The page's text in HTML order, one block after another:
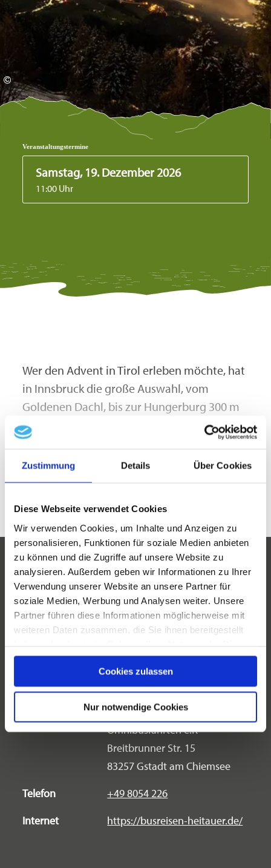
Zustimmung Details Über Cookies
Diese Webseite verwendet Cookies
Wir verwenden Cookies, um Inhalte und Anzeigen zu
personalisieren, Funktionen für soziale Medien anbieten
zu können und die Zugriffe auf unsere Website zu
analysieren. Außerdem geben wir Informationen zu Ihrer
Verwendung unserer Website an unsere Partner für
soziale Medien, Werbung und Analysen weiter. Unsere
Partner führen diese Informationen möglicherweise mit
weiteren Daten zusammen, die Sie ihnen bereitgestellt
gesammelt haben.
Cookies zulassen
Nur notwendige Cookies
©
Veranstaltungstermine
Samstag, 19. Dezember 2026
11:00 Uhr
Wer den Advent in Tirol erleben möchte, hat
in Innsbruck die große Auswahl, vom
Goldenen Dachl, bis zur Hungerburg 300 m
über der Stadt. Am Marktplatz steht der 14
m hohe Kristallbaum aus Swarovski-
Kristallen. In der Märchen- und Riesengasse
entführen Sagenfiguren die Besucher in eine
Lichtgestaltung ist der Markt in der Maria –
Theresien-Straße, wo Weihnachtsprodukte
aus aller Welt angeboten werden. Rückfahrt
ca. 19 Uhr. Rechtzeitig anmelden bei
www.heitauer.de
Inklusivleistungen:
Preis Abfahrt 11:00 Uhr ab Gstadt: 32 €. Eine
Abfahrt ab Seebruck ist nach Rücksprache
mehr lesen
Veranstaltungsort
Adresse
Bei Anmeldung bekannt
gegeben
83358 Seeon-Seebruck
Adresse
Karl Heitauer KFZ-
Reparaturwerkstätte und
Omnibusfahrten e.K
Breitbrunner Str. 15
83257 Gstadt am Chiemsee
Telefon
+49 8054 226
Internet
https://busreisen-heitauer.de/